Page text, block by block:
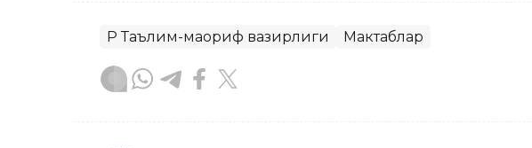
ҚР Таълим-маориф вазирлиги Мактаблар